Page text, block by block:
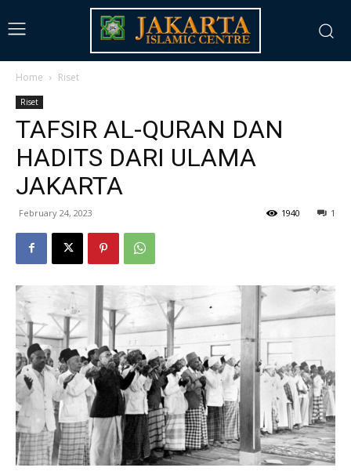
Home Riset
Riset
TAFSIR AL-QURAN DAN
HADITS DARI ULAMA
JAKARTA
February 24, 2023 1
1940